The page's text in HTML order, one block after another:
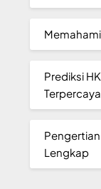
Prediksi
Terpercaya
Lengkap